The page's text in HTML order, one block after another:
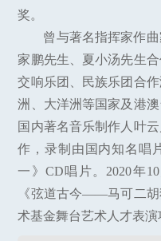
奖。
曾与著名指挥家作
家鹏先生、夏小汤先生
交响乐团、民族乐团合
洲、大洋洲等国家及港
国内著名音乐制作人叶
作，录制由国内知名唱
一》CD唱片。2020年
《弦道古今——马可二胡
术基金舞台艺术人才表演